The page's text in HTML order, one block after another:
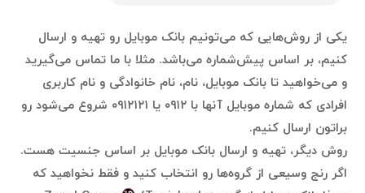
یکی از روش‌هایی که می‌تونیم بانک موبایل رو تهیه و ارسال
کنیم، بر اساس پیش‌شماره می‌باشد. مثلا با ما تماس می‌گیرید
و می‌خواهید تا بانک موبایل، نام، نام خانوادگی و نام کاربری
افرادی که شماره موبایل آنها با ۰۹۱۲ یا ۰۹۱۲۱۲۱ شروع می‌شود رو
براتون ارسال کنیم.
روش دیگر، تهیه و ارسال بانک موبایل بر اساس جنسیت هست.
اگر رنج وسیعی از گروه‌ها رو انتخاب کنید و فقط نخواهید که